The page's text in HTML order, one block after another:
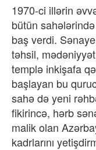
1970-ci illərin
bütün
baş verdi.
təhsil,
templə inkişafa
başlayan bu
sahə də yeni
fikirincə, hərb
malik olan
kadrlarını